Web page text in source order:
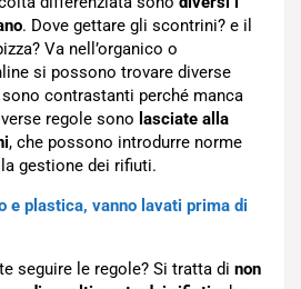
. Dove gettare gli scontrini? e il
Va nell’organico o
si possono trovare diverse
contrastanti perché manca
regole sono lasciate alla
, che possono introdurre norme
gestione dei rifiuti.
e plastica, vanno lavati prima di
seguire le regole? Si tratta di non